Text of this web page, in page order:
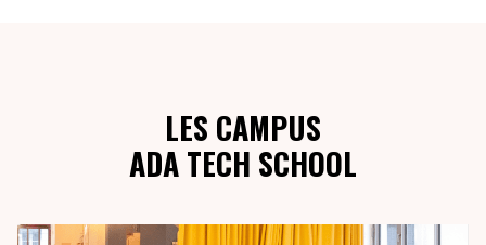
LES CAMPUS
ADA TECH SCHOOL